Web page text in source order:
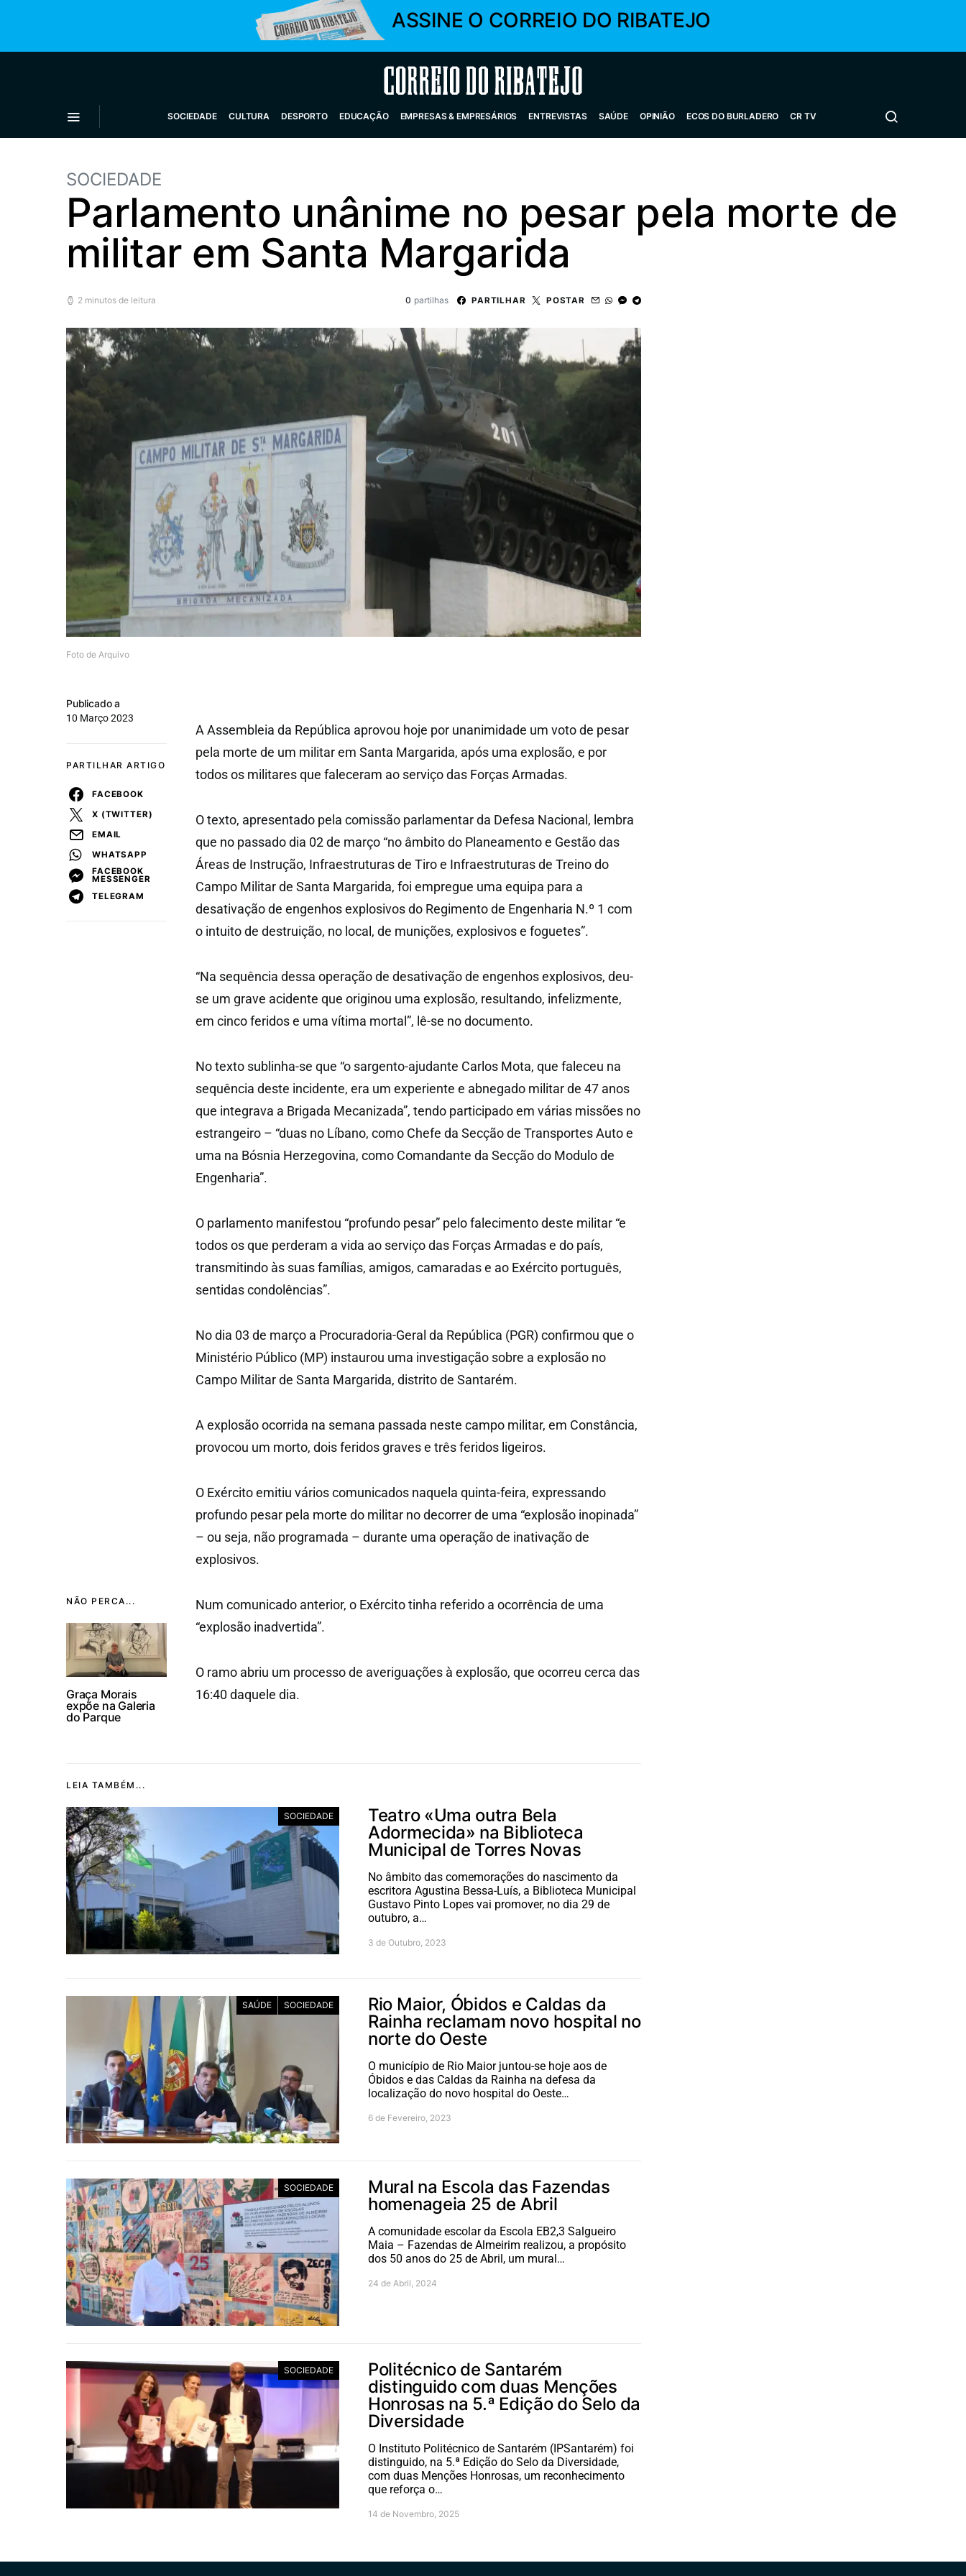
ASSINE O CORREIO DO RIBATEJO
Correio do Ribatejo
SOCIEDADE CULTURA DESPORTO EDUCAÇÃO EMPRESAS & EMPRESÁRIOS ENTREVISTAS SAÚDE OPINIÃO ECOS DO BURLADERO CR TV
SOCIEDADE
Parlamento unânime no pesar pela morte de
militar em Santa Margarida
2 minutos de leitura 0 partilhas PARTILHAR POSTAR
Foto de Arquivo
NÃO PERCA...
Graça Morais
expõe na Galeria
do Parque
Publicado a
10 Março 2023
PARTILHAR ARTIGO
FACEBOOK
X (TWITTER)
EMAIL
WHATSAPP
FACEBOOK
MESSENGER
TELEGRAM
A Assembleia da República aprovou hoje por unanimidade um voto de pesar
pela morte de um militar em Santa Margarida, após uma explosão, e por
todos os militares que faleceram ao serviço das Forças Armadas.
O texto, apresentado pela comissão parlamentar da Defesa Nacional, lembra
que no passado dia 02 de março “no âmbito do Planeamento e Gestão das
Áreas de Instrução, Infraestruturas de Tiro e Infraestruturas de Treino do
Campo Militar de Santa Margarida, foi empregue uma equipa para a
desativação de engenhos explosivos do Regimento de Engenharia N.º 1 com
o intuito de destruição, no local, de munições, explosivos e foguetes”.
“Na sequência dessa operação de desativação de engenhos explosivos, deu-
se um grave acidente que originou uma explosão, resultando, infelizmente,
em cinco feridos e uma vítima mortal”, lê-se no documento.
No texto sublinha-se que “o sargento-ajudante Carlos Mota, que faleceu na
sequência deste incidente, era um experiente e abnegado militar de 47 anos
que integrava a Brigada Mecanizada”, tendo participado em várias missões no
estrangeiro – “duas no Líbano, como Chefe da Secção de Transportes Auto e
uma na Bósnia Herzegovina, como Comandante da Secção do Modulo de
Engenharia”.
O parlamento manifestou “profundo pesar” pelo falecimento deste militar “e
todos os que perderam a vida ao serviço das Forças Armadas e do país,
transmitindo às suas famílias, amigos, camaradas e ao Exército português,
sentidas condolências”.
No dia 03 de março a Procuradoria-Geral da República (PGR) confirmou que o
Ministério Público (MP) instaurou uma investigação sobre a explosão no
Campo Militar de Santa Margarida, distrito de Santarém.
A explosão ocorrida na semana passada neste campo militar, em Constância,
provocou um morto, dois feridos graves e três feridos ligeiros.
O Exército emitiu vários comunicados naquela quinta-feira, expressando
profundo pesar pela morte do militar no decorrer de uma “explosão inopinada”
– ou seja, não programada – durante uma operação de inativação de
explosivos.
Num comunicado anterior, o Exército tinha referido a ocorrência de uma
“explosão inadvertida”.
O ramo abriu um processo de averiguações à explosão, que ocorreu cerca das
16:40 daquele dia.
LEIA TAMBÉM...
SOCIEDADE
Teatro «Uma outra Bela
Adormecida» na Biblioteca
Municipal de Torres Novas
No âmbito das comemorações do nascimento da
escritora Agustina Bessa-Luís, a Biblioteca Municipal
Gustavo Pinto Lopes vai promover, no dia 29 de
outubro, a…
3 de Outubro, 2023
SAÚDE SOCIEDADE
Rio Maior, Óbidos e Caldas da
Rainha reclamam novo hospital no
norte do Oeste
O município de Rio Maior juntou-se hoje aos de
Óbidos e das Caldas da Rainha na defesa da
localização do novo hospital do Oeste…
6 de Fevereiro, 2023
SOCIEDADE
Mural na Escola das Fazendas
homenageia 25 de Abril
A comunidade escolar da Escola EB2,3 Salgueiro
Maia – Fazendas de Almeirim realizou, a propósito
dos 50 anos do 25 de Abril, um mural…
24 de Abril, 2024
SOCIEDADE
Politécnico de Santarém
distinguido com duas Menções
Honrosas na 5.ª Edição do Selo da
Diversidade
O Instituto Politécnico de Santarém (IPSantarém) foi
distinguido, na 5.ª Edição do Selo da Diversidade,
com duas Menções Honrosas, um reconhecimento
que reforça o…
14 de Novembro, 2025